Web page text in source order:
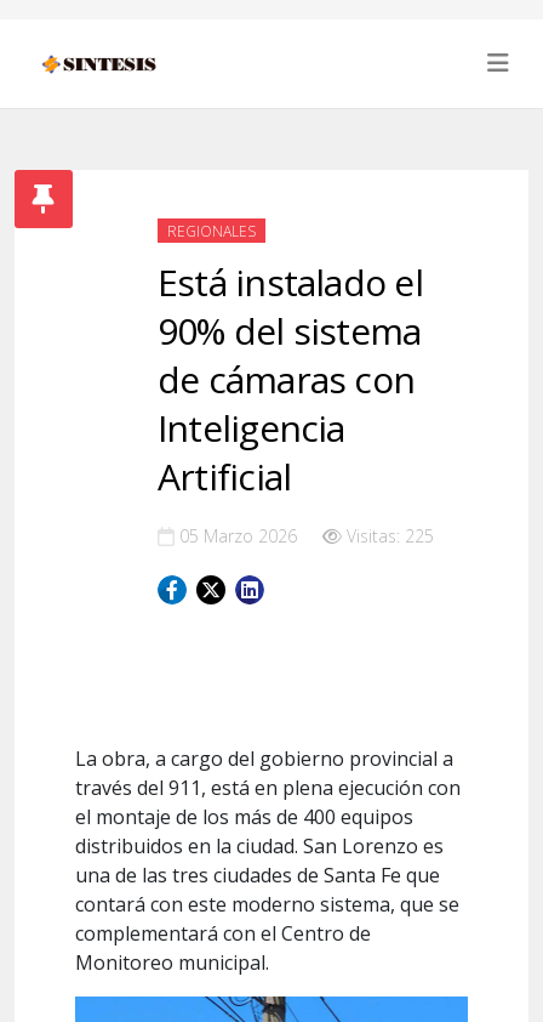
REGIONALES
Está instalado el
90% del sistema
de cámaras con
Inteligencia
Artificial
05 Marzo 2026 Visitas: 225
La obra, a cargo del gobierno provincial a
través del 911, está en plena ejecución con
el montaje de los más de 400 equipos
distribuidos en la ciudad. San Lorenzo es
una de las tres ciudades de Santa Fe que
contará con este moderno sistema, que se
complementará con el Centro de
Monitoreo municipal.